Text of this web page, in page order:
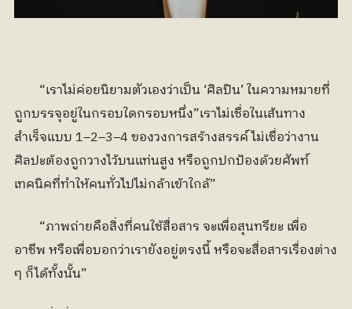
ถูกบรรจุอยู่ในกรอบใดกรอบหนึ่ง”เราไม่เชื่อในเส้นทาง
สำเร็จแบบ 1–2–3–4 ของวงการสร้างสรรค์ ไม่เชื่อว่างาน
ศิลปะต้องถูกวางไว้บนแท่นสูง หรือถูกปกป้องด้วยศัพท์
เทคนิคที่ทำให้คนทั่วไปไม่กล้าเข้าใกล้”
อาชีพ หรือเพื่อบอกว่าเรายังอยู่ตรงนี้ หรือจะสื่อสารเรื่องต่าง
ๆ ก็ได้ทั้งนั้น”